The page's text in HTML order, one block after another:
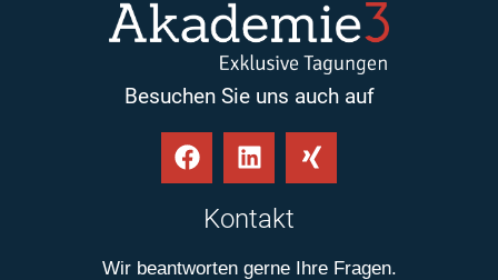
Besuchen Sie uns auch auf
Kontakt
Wir beantworten gerne Ihre Fragen.